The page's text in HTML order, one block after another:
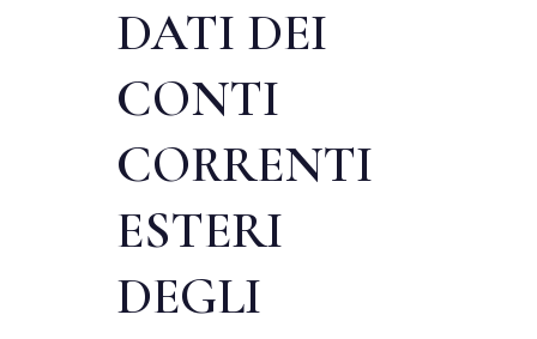
DATI DEI
CONTI
CORRENTI
ESTERI
DEGLI